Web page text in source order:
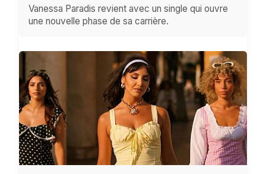
Vanessa Paradis revient avec un single qui ouvre
une nouvelle phase de sa carrière.